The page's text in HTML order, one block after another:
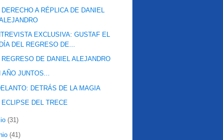
DERECHO A RÉPLICA DE DANIEL
EXCLUSIVA: GUSTAF EL
DEL REGRESO DE...
REGRESO DE DANIEL ALEJANDRO
AÑO JUNTOS...
DETRÁS DE LA MAGIA
ECLIPSE DEL TRECE
(31)
(41)